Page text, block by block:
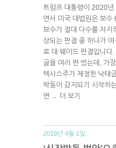
트럼프 대통령이 2020년
면서 미국 대법원은 보수
보수가 절대 다수를 차지
상되는 판결 중 하나가
로 대 웨이드 판결입니다
글을 여러 편 썼는데, 가
텍사스주가 제정한 낙태
박동이 감지되기 시작하
면 → 더 보기
2019년 4월 1일.